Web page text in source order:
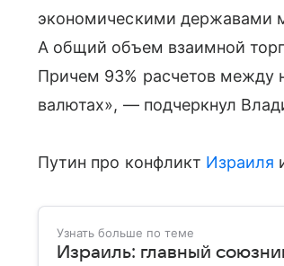
экономическими державами
А общий объем взаимной
Причем 93% расчетов между
валютах», — подчеркнул
Путин про конфликт Израиля
Узнать больше по теме
Израиль: главный